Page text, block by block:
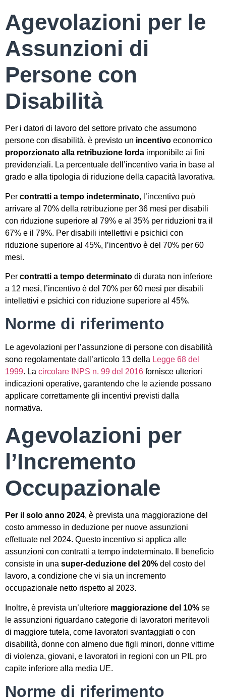
Agevolazioni per le
Assunzioni di
Persone con
Disabilità
Per i datori di lavoro del settore privato che assumono
persone con disabilità, è previsto un incentivo economico
proporzionato alla retribuzione lorda imponibile ai fini
previdenziali. La percentuale dell’incentivo varia in base al
grado e alla tipologia di riduzione della capacità lavorativa.
Per contratti a tempo indeterminato, l’incentivo può
arrivare al 70% della retribuzione per 36 mesi per disabili
con riduzione superiore al 79% e al 35% per riduzioni tra il
67% e il 79%. Per disabili intellettivi e psichici con
riduzione superiore al 45%, l’incentivo è del 70% per 60
mesi.
Per contratti a tempo determinato di durata non inferiore
a 12 mesi, l’incentivo è del 70% per 60 mesi per disabili
intellettivi e psichici con riduzione superiore al 45%.
Norme di riferimento
Le agevolazioni per l’assunzione di persone con disabilità
sono regolamentate dall’articolo 13 della Legge 68 del
1999. La circolare INPS n. 99 del 2016 fornisce ulteriori
indicazioni operative, garantendo che le aziende possano
applicare correttamente gli incentivi previsti dalla
normativa.
Agevolazioni per
l’Incremento
Occupazionale
Per il solo anno 2024, è prevista una maggiorazione del
costo ammesso in deduzione per nuove assunzioni
effettuate nel 2024. Questo incentivo si applica alle
assunzioni con contratti a tempo indeterminato. Il beneficio
consiste in una super-deduzione del 20% del costo del
lavoro, a condizione che vi sia un incremento
occupazionale netto rispetto al 2023.
Inoltre, è prevista un’ulteriore maggiorazione del 10% se
le assunzioni riguardano categorie di lavoratori meritevoli
di maggiore tutela, come lavoratori svantaggiati o con
disabilità, donne con almeno due figli minori, donne vittime
di violenza, giovani, e lavoratori in regioni con un PIL pro
capite inferiore alla media UE.
Norme di riferimento